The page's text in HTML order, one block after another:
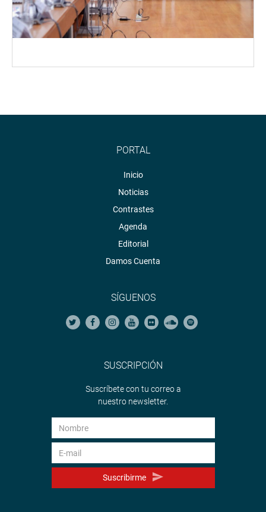
PORTAL
Inicio
Noticias
Contrastes
Agenda
Editorial
Damos Cuenta
SÍGUENOS
SUSCRIPCIÓN
Suscríbete con tu correo a
nuestro newsletter.
Suscribirme